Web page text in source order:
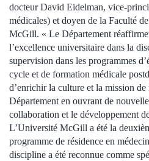
docteur David Eidelman, vice-
médicales) et doyen de la Faculté
McGill. « Le Département
l’excellence universitaire dans la
supervision dans les programmes
cycle et de formation médicale
d’enrichir la culture et la mission de
Département en ouvrant de
collaboration et le développement
L’Université McGill a été la
programme de résidence en
discipline a été reconnue comme